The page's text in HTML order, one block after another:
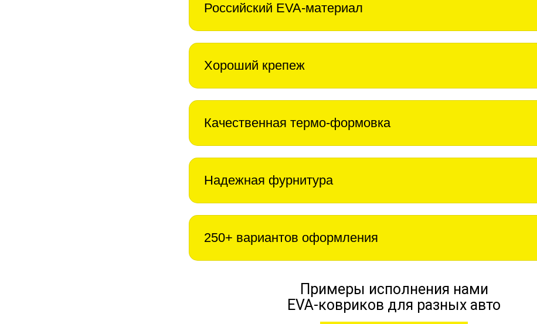
Российский EVA-материал
Хороший крепеж
Качественная термо-формовка
Надежная фурнитура
250+ вариантов оформления
Примеры исполнения нами
EVA-ковриков для разных авто